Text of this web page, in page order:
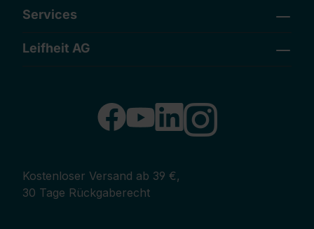
Services
Leifheit AG
Kostenloser Versand ab 39 €,
30 Tage Rückgaberecht